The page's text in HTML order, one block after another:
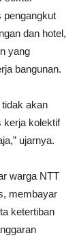
pengangkut
dan hotel,
yang
bangunan.
tidak akan
kerja kolektif
ujarnya.
warga NTT
membayar
ketertiban